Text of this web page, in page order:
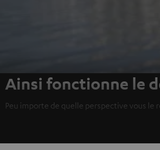
Ainsi fonctionne le
Peu importe de quelle perspective vous le